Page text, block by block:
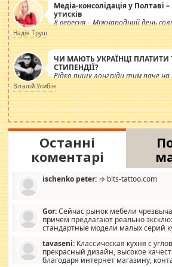
Медіа-консолідація у Полтаві
утисків
8 вересня – Міжнародний день
журналістів.
Надія Труш
ЧИ МАЮТЬ УКРАЇНЦІ ПЛАТИТИ
СТИПЕНДІЇ?
Рідко пишу лонгріди тим паче
просто дістало! Обурюють
навколо стипендіального
роздувається ще одна
Віталій Улибін
Останні
коментарі
ischenko peter: ⇒ blts-tattoo.com
Gor:Сейчас рынок мебели
причем предлагают реально
стандартные модели малых серий
стандартные формы, в MebelOk,
со вкусом все в порядке, без ненужных
мебель, а это не последний фактор.
tavaseni: Классическая кухня с
прекрасный дизайн, высокое
благодаря интернет магазину,